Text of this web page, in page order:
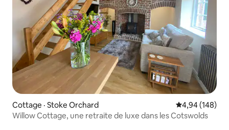
Cottage · Stoke Orchard Note
4,94 (148)
Willow Cottage, une retraite de luxe dans les Cotswolds